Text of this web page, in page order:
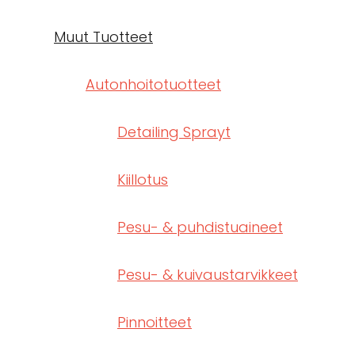
Muut Tuotteet
Autonhoitotuotteet
Detailing Sprayt
Kiillotus
Pesu- & puhdistuaineet
Pesu- & kuivaustarvikkeet
Pinnoitteet